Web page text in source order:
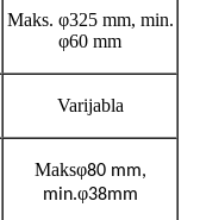
Maks. φ325 mm, min.
φ60 mm
Varijabla
Maksφ80 mm,
min.φ38mm